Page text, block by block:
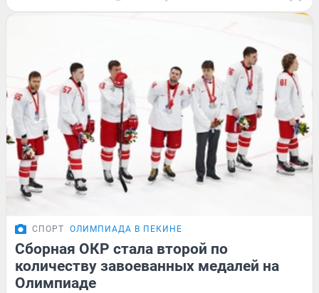
СПОРТ ОЛИМПИАДА В ПЕКИНЕ
Сборная ОКР стала второй по
количеству завоеванных медалей на
Олимпиаде